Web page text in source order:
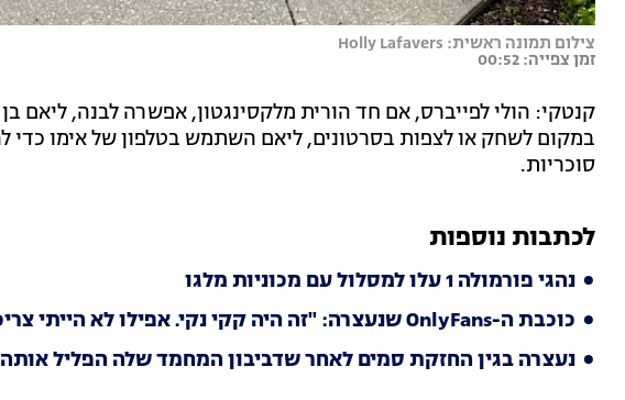
צילום תמונה ראשית: Holly Lafavers
זמן צפייה: 00:52
סוכריות.
לכתבות נוספות
נהגי פורמולה 1 עלו למסלול עם מכוניות מלגו
כוכבת ה-OnlyFans שנעצרה: "זה היה קקי נקי. אפילו לא הייתי צריכה לנגב"
נעצרה בגין החזקת סמים לאחר שדביבון המחמד שלה הפליל אותה